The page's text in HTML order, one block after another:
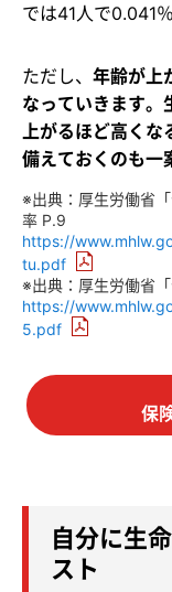
では41人で0.041
ただし、 年齢が上
なっていきます。
上がるほど高く
備えておくのも一
※出典：厚生労働省
率 P.9
https://
tu.pdf
※出典：厚生労働省
https://
5.pdf
保
自分に生
スト